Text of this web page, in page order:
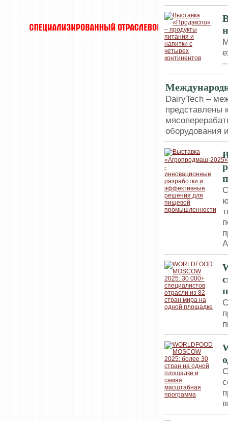
DairyTech –
представлены
оборудования